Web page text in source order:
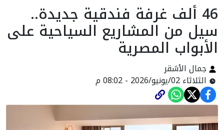
46 ألف غرفة فندقية جديدة..
سيل من المشاريع السياحية على
الأبواب المصرية
جمال الأشقر
الثلاثاء 02/يونيو/2026 - 08:02 م